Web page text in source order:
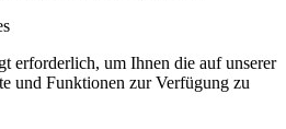
erforderlich, um Ihnen die auf unserer
und Funktionen zur Verfügung zu